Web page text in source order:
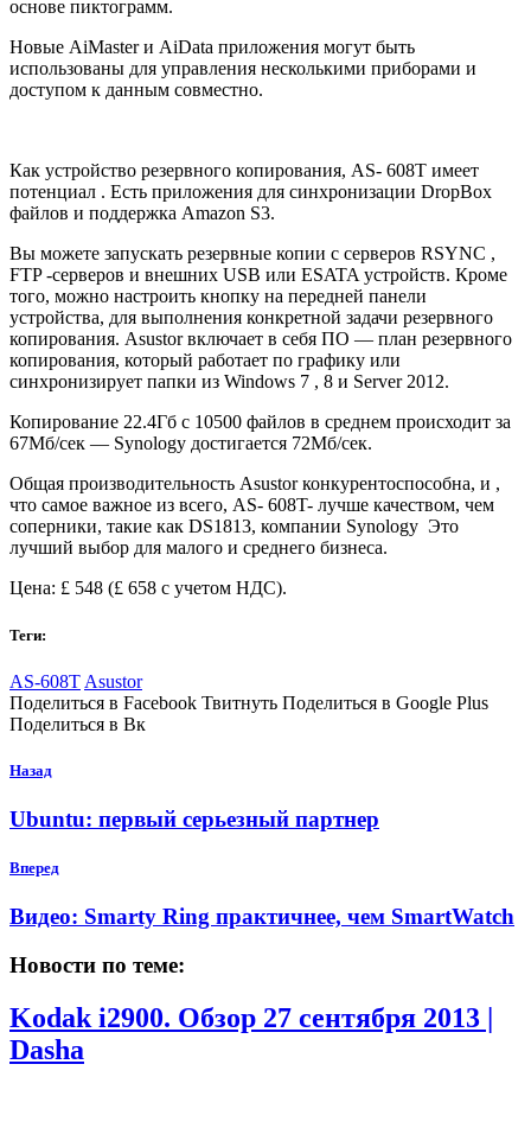
основе пиктограмм.
Новые AiMaster и AiData приложения могут быть
использованы для управления несколькими приборами и
доступом к данным совместно.
Как устройство резервного копирования, AS- 608T имеет
потенциал . Есть приложения для синхронизации DropBox
файлов и поддержка Amazon S3.
Вы можете запускать резервные копии с серверов RSYNC ,
FTP -серверов и внешних USB или ESATA устройств. Кроме
того, можно настроить кнопку на передней панели
устройства, для выполнения конкретной задачи резервного
копирования. Asustor включает в себя ПО — план резервного
копирования, который работает по графику или
синхронизирует папки из Windows 7 , 8 и Server 2012.
Копирование 22.4Гб с 10500 файлов в среднем происходит за
67Mб/сек — Synology достигается 72Mб/сек.
Общая производительность Asustor конкурентоспособна, и ,
что самое важное из всего, AS- 608T- лучше качеством, чем
соперники, такие как DS1813, компании Synology Это
лучший выбор для малого и среднего бизнеса.
Цена: £ 548 (£ 658 с учетом НДС).
Теги:
AS-608T Asustor
Поделиться в Facebook Твитнуть Поделиться в Google Plus
Поделиться в Вк
Назад
Ubuntu: первый серьезный партнер
Вперед
Видео: Smarty Ring практичнее, чем SmartWatch
Новости по теме:
Kodak i2900. Обзор 27 сентября 2013 |
Dasha